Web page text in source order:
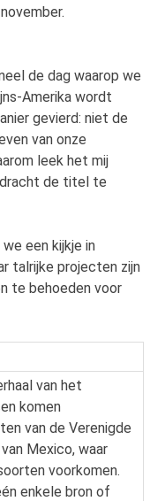
de dag waarop we
Amerika wordt
gevierd: niet de
van onze
leek het mij
de titel te
een kijkje in
talrijke projecten zijn
te behoeden voor
van het
komen
van de Verenigde
Mexico, waar
voorkomen.
enkele bron of